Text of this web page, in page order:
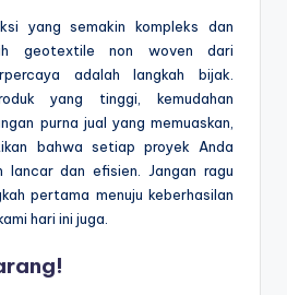
yang semakin kompleks dan
geotextile non woven dari
adalah langkah bijak.
yang tinggi, kemudahan
purna jual yang memuaskan,
bahwa setiap proyek Anda
lancar dan efisien. Jangan ragu
pertama menuju keberhasilan
hari ini juga.